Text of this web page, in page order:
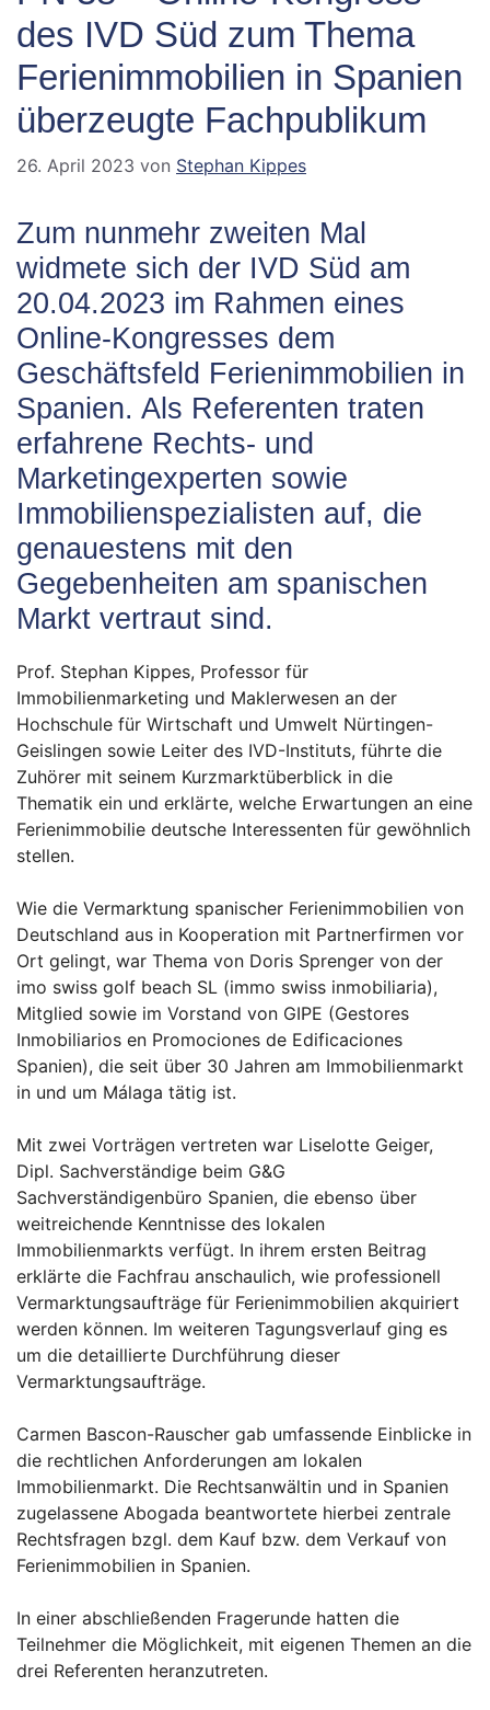
des IVD Süd zum Thema
Ferienimmobilien in Spanien
überzeugte Fachpublikum
26. April 2023 von Stephan Kippes
Zum nunmehr zweiten Mal
widmete sich der IVD Süd am
20.04.2023 im Rahmen eines
Online-Kongresses dem
Geschäftsfeld Ferienimmobilien in
Spanien. Als Referenten traten
erfahrene Rechts- und
Marketingexperten sowie
Immobilienspezialisten auf, die
genauestens mit den
Gegebenheiten am spanischen
Markt vertraut sind.
Prof. Stephan Kippes, Professor für
Immobilienmarketing und Maklerwesen an der
Hochschule für Wirtschaft und Umwelt Nürtingen-
Geislingen sowie Leiter des IVD-Instituts, führte die
Zuhörer mit seinem Kurzmarktüberblick in die
Thematik ein und erklärte, welche Erwartungen an eine
Ferienimmobilie deutsche Interessenten für gewöhnlich
stellen.
Wie die Vermarktung spanischer Ferienimmobilien von
Deutschland aus in Kooperation mit Partnerfirmen vor
Ort gelingt, war Thema von Doris Sprenger von der
imo swiss golf beach SL (immo swiss inmobiliaria),
Mitglied sowie im Vorstand von GIPE (Gestores
Inmobiliarios en Promociones de Edificaciones
Spanien), die seit über 30 Jahren am Immobilienmarkt
in und um Málaga tätig ist.
Mit zwei Vorträgen vertreten war Liselotte Geiger,
Dipl. Sachverständige beim G&G
Sachverständigenbüro Spanien, die ebenso über
weitreichende Kenntnisse des lokalen
Immobilienmarkts verfügt. In ihrem ersten Beitrag
erklärte die Fachfrau anschaulich, wie professionell
Vermarktungsaufträge für Ferienimmobilien akquiriert
werden können. Im weiteren Tagungsverlauf ging es
um die detaillierte Durchführung dieser
Vermarktungsaufträge.
Carmen Bascon-Rauscher gab umfassende Einblicke in
die rechtlichen Anforderungen am lokalen
Immobilienmarkt. Die Rechtsanwältin und in Spanien
zugelassene Abogada beantwortete hierbei zentrale
Rechtsfragen bzgl. dem Kauf bzw. dem Verkauf von
Ferienimmobilien in Spanien.
In einer abschließenden Fragerunde hatten die
Teilnehmer die Möglichkeit, mit eigenen Themen an die
drei Referenten heranzutreten.